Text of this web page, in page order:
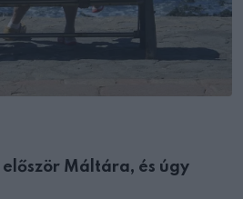
Máltára, és úgy